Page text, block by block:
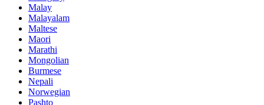
Malay
Malayalam
Maltese
Maori
Marathi
Mongolian
Burmese
Nepali
Norwegian
Pashto